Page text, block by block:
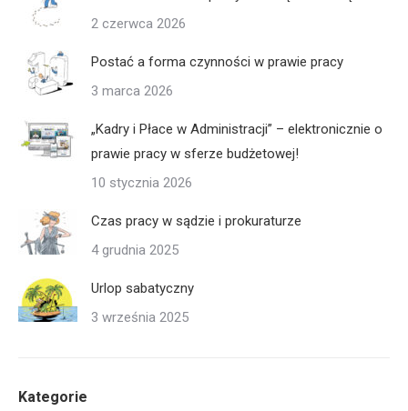
2 czerwca 2026
Postać a forma czynności w prawie pracy
3 marca 2026
„Kadry i Płace w Administracji” – elektronicznie o
prawie pracy w sferze budżetowej!
10 stycznia 2026
Czas pracy w sądzie i prokuraturze
4 grudnia 2025
Urlop sabatyczny
3 września 2025
Kategorie